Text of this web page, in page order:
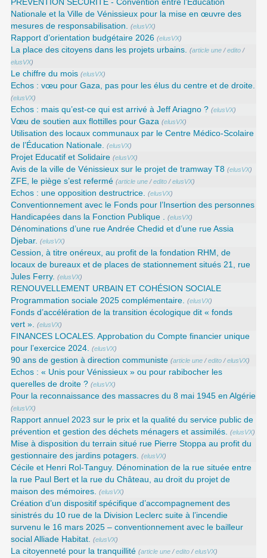
PRÉVENTION SÉCURITÉ - Convention entre l’Éducation
Nationale et la Ville de Vénissieux pour la mise en œuvre des
mesures de responsabilisation. (elusVX)
Rapport d’orientation budgétaire 2026 (elusVX)
La place des citoyens dans les projets urbains. (article une /edito /
elusVX)
Le chiffre du mois (elusVX)
Echos : vœu pour Gaza, pas pour les élus du centre et de droite.
(elusVX)
Echos : mais qu’est-ce qui est arrivé à Jeff Ariagno ? (elusVX)
Vœu de soutien aux flottilles pour Gaza (elusVX)
Utilisation des locaux communaux par le Centre Médico-Scolaire
de l’Éducation Nationale. (elusVX)
Projet Educatif et Solidaire (elusVX)
Avis de la ville de Vénissieux sur le projet de tramway T8 (elusVX)
ZFE, le piège s’est refermé (article une /edito /elusVX)
Echos : une opposition destructrice. (elusVX)
Conventionnement avec le Fonds pour l’Insertion des personnes
Handicapées dans la Fonction Publique . (elusVX)
Dénominations d’une rue Andrée Chedid et d’une rue Assia
Djebar. (elusVX)
Cession, à titre onéreux, au profit de la fondation RHM, de
locaux de bureaux et de places de stationnement situés 21, rue
Jules Ferry. (elusVX)
RENOUVELLEMENT URBAIN ET COHÉSION SOCIALE
Programmation sociale 2025 complémentaire. (elusVX)
Fonds d’accélération de la transition écologique dit « fonds
vert ». (elusVX)
FINANCES LOCALES. Approbation du Compte financier unique
pour l’exercice 2024. (elusVX)
90 ans de gestion à direction communiste (article une /edito /elusVX)
Echos : « Unis pour Vénissieux » ou pour rabibocher les
querelles de droite ? (elusVX)
Pour la reconnaissance des massacres du 8 mai 1945 en Algérie
(elusVX)
Rapport annuel 2023 sur le prix et la qualité du service public de
prévention et gestion des déchets ménagers et assimilés. (elusVX)
Mise à disposition du terrain situé rue Pierre Stoppa au profit du
gestionnaire des jardins potagers. (elusVX)
Cécile et Henri Rol-Tanguy. Dénomination de la rue située entre
la rue Paul Bert et la rue du Château, au droit du projet de
maison des mémoires. (elusVX)
Création d’un dispositif spécifique d’accompagnement des
sinistrés du 10 rue de la Division Leclerc suite à l’incendie
survenu le 16 mars 2025 – conventionnement avec le bailleur
social Alliade Habitat. (elusVX)
La citoyenneté pour la tranquillité (article une /edito /elusVX)